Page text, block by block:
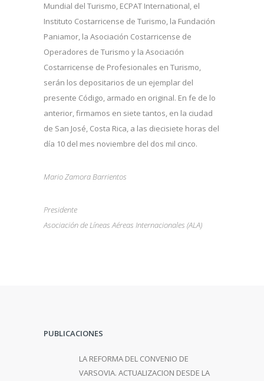
Mundial del Turismo, ECPAT International, el
Instituto Costarricense de Turismo, la Fundación
Paniamor, la Asociación Costarricense de
Operadores de Turismo y la Asociación
Costarricense de Profesionales en Turismo,
serán los depositarios de un ejemplar del
presente Código, ­armado en original. En fe de lo
anterior, firmamos en siete tantos, en la ciudad
de San José, Costa Rica, a las diecisiete horas del
día 10 del mes noviembre del dos mil cinco.
Mario Zamora Barrientos
Presidente
Asociación de Líneas Aéreas Internacionales (ALA)
PUBLICACIONES
LA REFORMA DEL CONVENIO DE
VARSOVIA. ACTUALIZACION DESDE LA